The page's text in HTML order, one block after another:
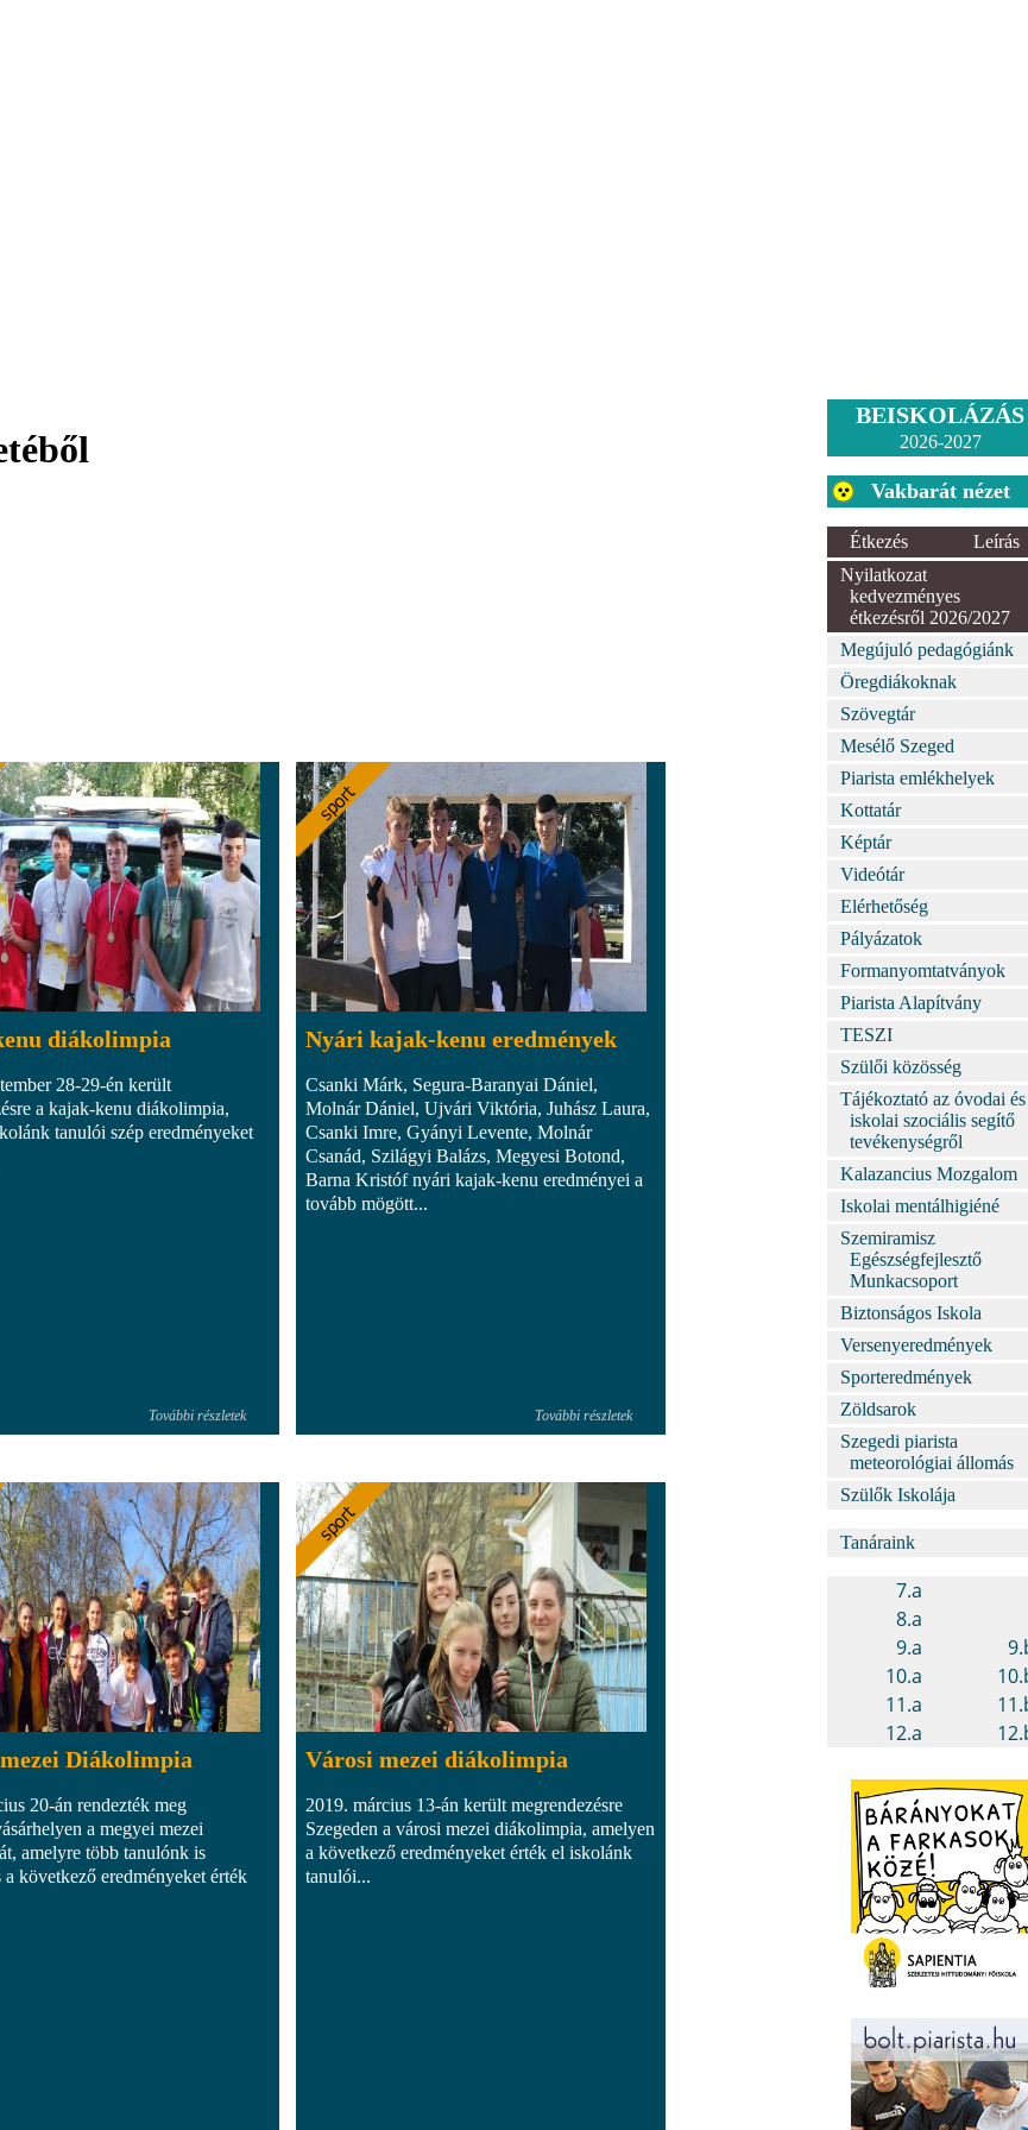
diákolimpia
28-29-én került
a kajak-kenu diákolimpia,
tanulói szép eredményeket
További részletek
Nyári kajak-kenu eredmények
Csanki Márk, Segura-Baranyai Dániel,
Molnár Dániel, Ujvári Viktória, Juhász Laura,
Csanki Imre, Gyányi Levente, Molnár
Csanád, Szilágyi Balázs, Megyesi Botond,
Barna Kristóf nyári kajak-kenu eredményei a
tovább mögött...
További részletek
Diákolimpia
20-án rendezték meg
a megyei mezei
amelyre több tanulónk is
a következő eredményeket érték
Városi mezei diákolimpia
2019. március 13-án került megrendezésre
Szegeden a városi mezei diákolimpia, amelyen
a következő eredményeket érték el iskolánk
tanulói...
BEISKOLÁZÁS
2026-2027
Vakbarát nézet
Étkezés
Leírás
Nyilatkozat
kedvezményes
étkezésről 2026/2027
Megújuló pedagógiánk
Öregdiákoknak
Szövegtár
Mesélő Szeged
Piarista emlékhelyek
Kottatár
Képtár
Videótár
Elérhetőség
Pályázatok
Formanyomtatványok
Piarista Alapítvány
TESZI
Szülői közösség
Tájékoztató az óvodai és
iskolai szociális segítő
tevékenységről
Kalazancius Mozgalom
Iskolai mentálhigiéné
Szemiramisz
Egészségfejlesztő
Munkacsoport
Biztonságos Iskola
Versenyeredmények
Sporteredmények
Zöldsarok
Szegedi piarista
meteorológiai állomás
Szülők Iskolája
Tanáraink